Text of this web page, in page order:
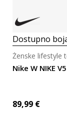
Dostupno
Nike W NIKE
Ženske lifestyle
89,99 €